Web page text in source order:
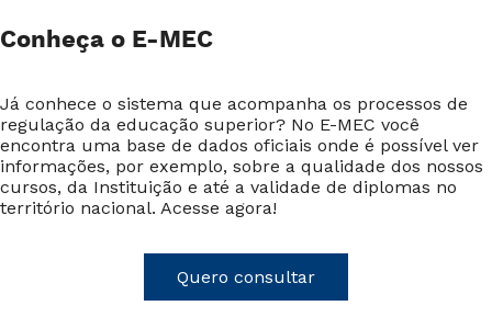
Conheça o E-MEC
Já conhece o sistema que acompanha os processos de
regulação da educação superior? No E-MEC você
encontra uma base de dados oficiais onde é possível ver
informações, por exemplo, sobre a qualidade dos nossos
cursos, da Instituição e até a validade de diplomas no
território nacional. Acesse agora!
Quero consultar